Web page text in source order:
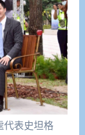
代表史坦格